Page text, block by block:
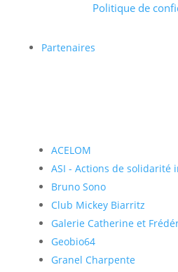
Politique de
Partenaires
ACELOM
ASI - Actions de solidarité
Bruno Sono
Club Mickey Biarritz
Galerie Catherine et
Geobio64
Granel Charpente